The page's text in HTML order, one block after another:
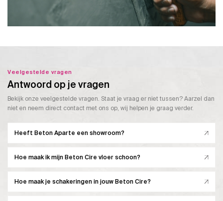
Veelgestelde vragen
Antwoord op je vragen
Bekijk onze veelgestelde vragen. Staat je vraag er niet tussen? Aarzel dan
niet en neem direct contact met ons op, wij helpen je graag verder.
Heeft Beton Aparte een showroom?
Hoe maak ik mijn Beton Cire vloer schoon?
Hoe maak je schakeringen in jouw Beton Cire?